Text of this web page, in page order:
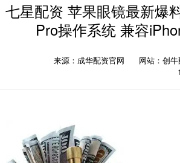
七星配资 苹果眼镜最新爆
Pro操作系统 兼容
来源：成华配资官网 网站：创